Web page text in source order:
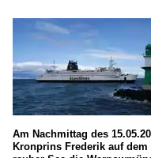
Am Nachmittag des
Kronprins Frederik auf